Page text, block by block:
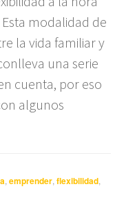
modalidad de
la vida familiar y
una serie
cuenta, por eso
algunos
,emprender ,flexibilidad